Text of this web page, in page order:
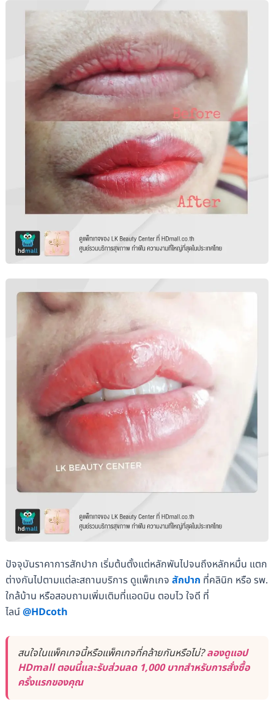
ปัจจุบันราคาการสักปาก เริ่มต้นตั้งแต่หลักพันไปจนถึงหลักหมื่น แตก
ต่างกันไปตามแต่ละสถานบริการ ดูแพ็กเกจ สักปาก ที่คลินิก หรือ รพ.
ใกล้บ้าน หรือสอบถามเพิ่มเติมที่แอดมิน ตอบไว ใจดี ที่
ไลน์@HDcoth
สนใจในแพ็คเกจนี้หรือแพ็คเกจที่คล้ายกันหรือไม่?ลองดูแอป
HDmall ตอนนี้และรับส่วนลด 1,000 บาทสำหรับการสั่งซื้อ
ครั้งแรกของคุณ